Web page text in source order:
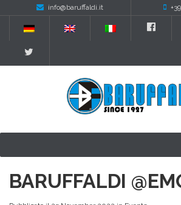
info@baruffaldi.it
BARUFFALDI